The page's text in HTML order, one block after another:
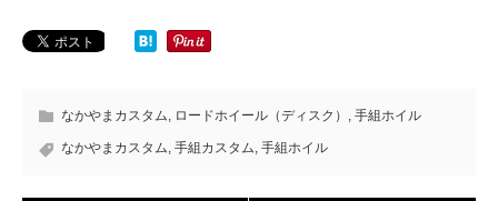
なかやまカスタム ロードホイール（ディスク） 手組ホイル
なかやまカスタム 手組カスタム 手組ホイル